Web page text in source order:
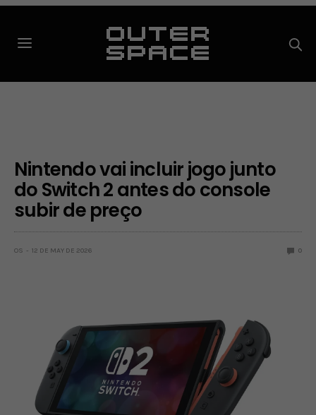
Nintendo vai incluir jogo junto
do Switch 2 antes do console
subir de preço
OS 12 DE MAY DE 2026 0